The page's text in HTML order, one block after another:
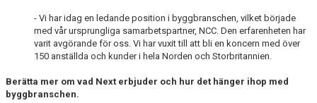
- Vi har idag en ledande position i byggbranschen, vilket började
med vår ursprungliga samarbetspartner, NCC. Den erfarenheten har
varit avgörande för oss. Vi har vuxit till att bli en koncern med över
150 anställda och kunder i hela Norden och Storbritannien.
Berätta mer om vad Next erbjuder och hur det hänger ihop med
byggbranschen.